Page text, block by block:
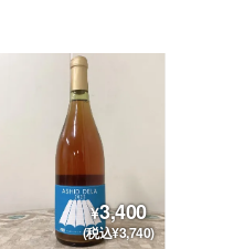
3,400
(税込¥3,740)